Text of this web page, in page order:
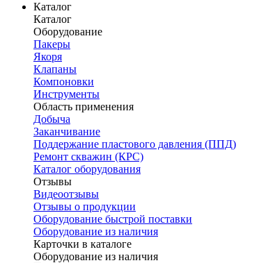
Каталог
Каталог
Оборудование
Пакеры
Якоря
Клапаны
Компоновки
Инструменты
Область применения
Добыча
Заканчивание
Поддержание пластового давления (ППД)
Ремонт скважин (КРС)
Каталог оборудования
Отзывы
Видеоотзывы
Отзывы о продукции
Оборудование быстрой поставки
Оборудование из наличия
Карточки в каталоге
Оборудование из наличия